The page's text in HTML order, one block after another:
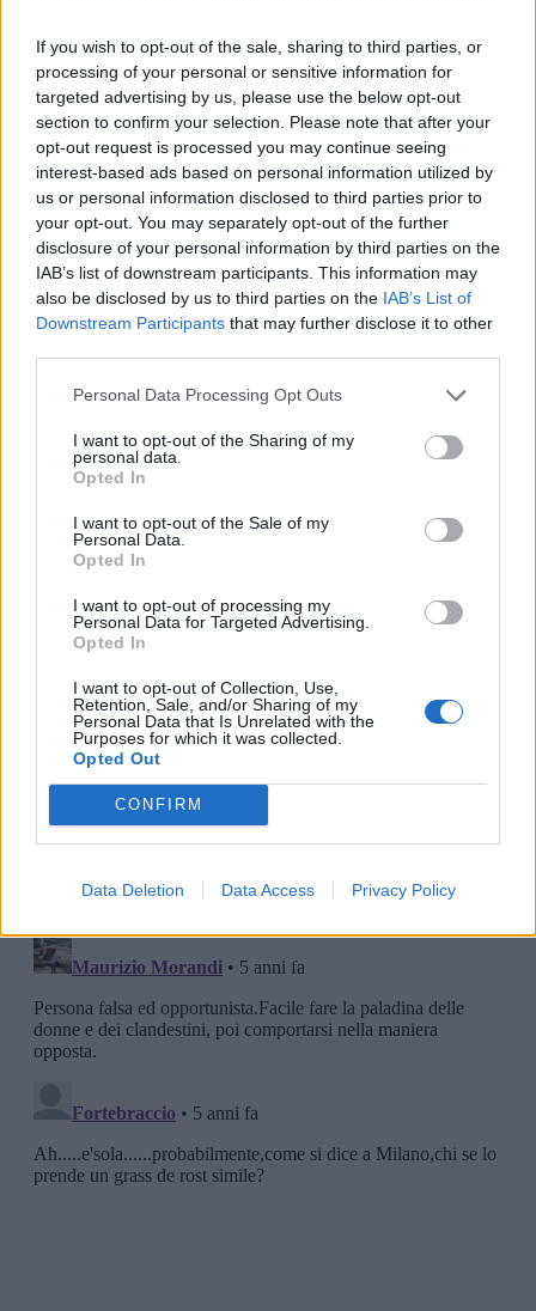
If you wish to opt-out of the sale, sharing to third parties, or
processing of your personal or sensitive information for
targeted advertising by us, please use the below opt-out
section to confirm your selection. Please note that after your
opt-out request is processed you may continue seeing
interest-based ads based on personal information utilized by
us or personal information disclosed to third parties prior to
your opt-out. You may separately opt-out of the further
disclosure of your personal information by third parties on the
IAB’s list of downstream participants. This information may
also be disclosed by us to third parties on the IAB’s List of
Downstream Participants that may further disclose it to other
Personal Data Processing Opt Outs
I want to opt-out of the Sharing of my
personal data.
Opted In
I want to opt-out of the Sale of my
Personal Data.
Opted In
I want to opt-out of processing my
Personal Data for Targeted Advertising.
Opted In
I want to opt-out of Collection, Use,
Retention, Sale, and/or Sharing of my
Personal Data that Is Unrelated with the
Purposes for which it was collected.
Opted Out
CONFIRM
Data Deletion Data Access Privacy Policy